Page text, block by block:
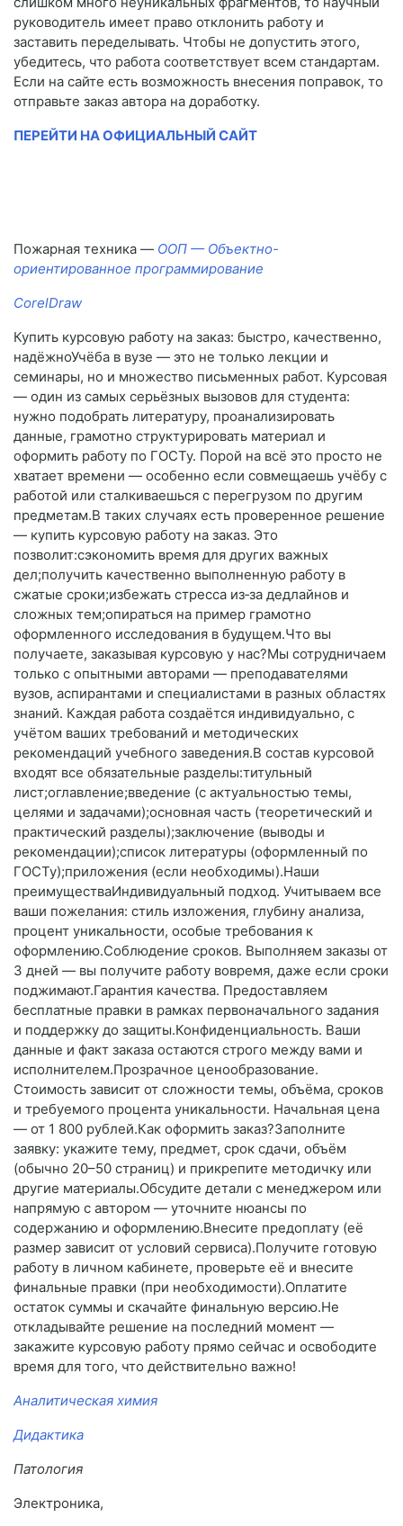
руководитель имеет право отклонить работу и
заставить переделывать. Чтобы не допустить этого,
убедитесь, что работа соответствует всем стандартам.
Если на сайте есть возможность внесения поправок, то
отправьте заказ автора на доработку.
ПЕРЕЙТИ НА ОФИЦИАЛЬНЫЙ САЙТ
Пожарная техника — ООП — Объектно-
ориентированное программирование
CorelDraw
Купить курсовую работу на заказ: быстро, качественно,
надёжноУчёба в вузе — это не только лекции и
семинары, но и множество письменных работ. Курсовая
— один из самых серьёзных вызовов для студента:
нужно подобрать литературу, проанализировать
данные, грамотно структурировать материал и
оформить работу по ГОСТу. Порой на всё это просто не
хватает времени — особенно если совмещаешь учёбу с
работой или сталкиваешься с перегрузом по другим
предметам.В таких случаях есть проверенное решение
— купить курсовую работу на заказ. Это
позволит:сэкономить время для других важных
дел;получить качественно выполненную работу в
сжатые сроки;избежать стресса из‑за дедлайнов и
сложных тем;опираться на пример грамотно
оформленного исследования в будущем.Что вы
получаете, заказывая курсовую у нас?Мы сотрудничаем
только с опытными авторами — преподавателями
вузов, аспирантами и специалистами в разных областях
знаний. Каждая работа создаётся индивидуально, с
учётом ваших требований и методических
рекомендаций учебного заведения.В состав курсовой
входят все обязательные разделы:титульный
лист;оглавление;введение (с актуальностью темы,
целями и задачами);основная часть (теоретический и
практический разделы);заключение (выводы и
рекомендации);список литературы (оформленный по
ГОСТу);приложения (если необходимы).Наши
преимуществаИндивидуальный подход. Учитываем все
ваши пожелания: стиль изложения, глубину анализа,
процент уникальности, особые требования к
оформлению.Соблюдение сроков. Выполняем заказы от
3 дней — вы получите работу вовремя, даже если сроки
поджимают.Гарантия качества. Предоставляем
бесплатные правки в рамках первоначального задания
и поддержку до защиты.Конфиденциальность. Ваши
данные и факт заказа остаются строго между вами и
исполнителем.Прозрачное ценообразование.
Стоимость зависит от сложности темы, объёма, сроков
и требуемого процента уникальности. Начальная цена
— от 1 800 рублей.Как оформить заказ?Заполните
заявку: укажите тему, предмет, срок сдачи, объём
(обычно 20–50 страниц) и прикрепите методичку или
другие материалы.Обсудите детали с менеджером или
напрямую с автором — уточните нюансы по
содержанию и оформлению.Внесите предоплату (её
размер зависит от условий сервиса).Получите готовую
работу в личном кабинете, проверьте её и внесите
финальные правки (при необходимости).Оплатите
остаток суммы и скачайте финальную версию.Не
откладывайте решение на последний момент —
закажите курсовую работу прямо сейчас и освободите
время для того, что действительно важно!
Аналитическая химия
Дидактика
Патология
Электроника,